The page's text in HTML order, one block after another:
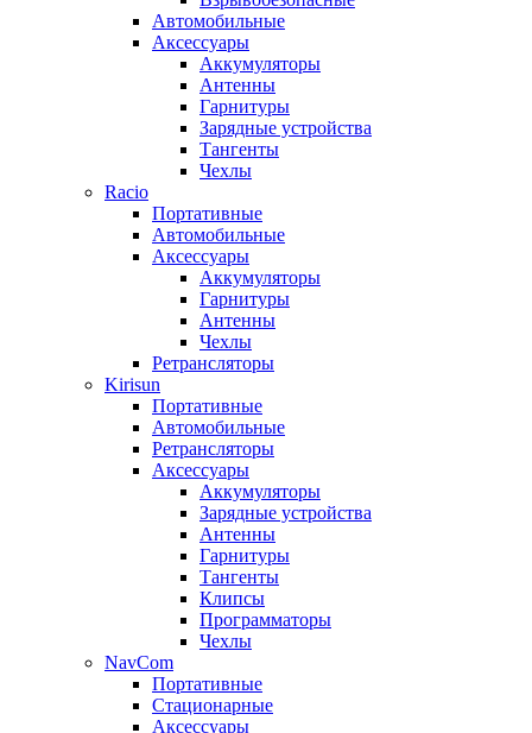
Автомобильные
Аксессуары
Аккумуляторы
Антенны
Гарнитуры
Зарядные устройства
Тангенты
Чехлы
Racio
Портативные
Автомобильные
Аксессуары
Аккумуляторы
Гарнитуры
Антенны
Чехлы
Ретрансляторы
Kirisun
Портативные
Автомобильные
Ретрансляторы
Аксессуары
Аккумуляторы
Зарядные устройства
Антенны
Гарнитуры
Тангенты
Клипсы
Программаторы
Чехлы
NavCom
Портативные
Стационарные
Аксессуары